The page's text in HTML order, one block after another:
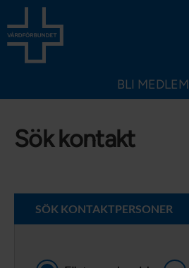
BLI MEDLEM
Sök kontakt
SÖK KONTAKTPERSONER